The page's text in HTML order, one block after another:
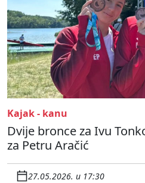
Kajak - kanu
Dvije bronce za Ivu
za Petru Aračić
27.05.2026. u 17:30